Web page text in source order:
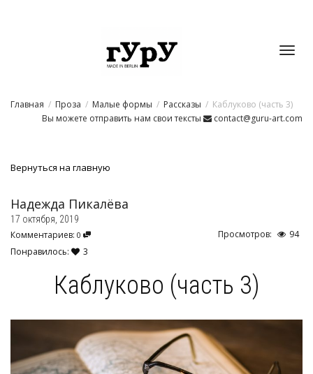
Главная Проза Малые формы Рассказы
Каблуково (часть 3)
Вы можете отправить нам свои тексты
contact@guru-art.com
Вернуться на главную
Надежда Пикалёва
17 октября, 2019
Комментариев: 0 Просмотров:
94
Понравилось:
3
Каблуково (часть 3)